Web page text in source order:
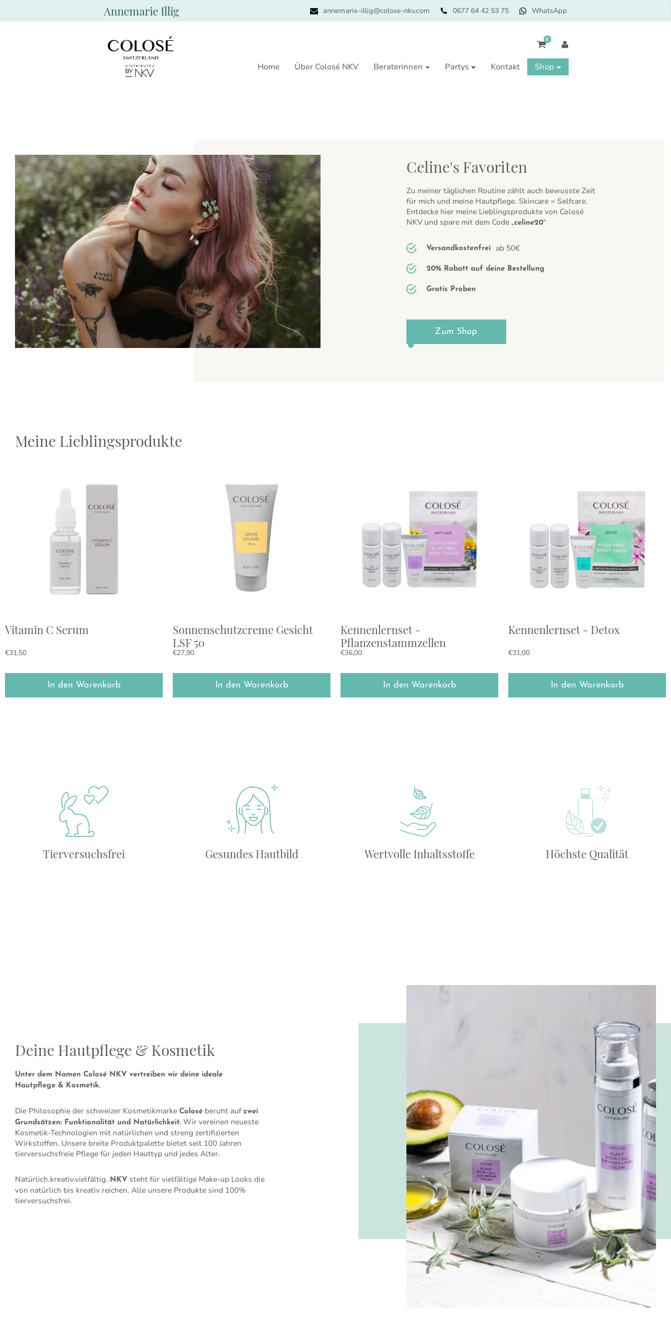
Annemarie Illig annemarie-illig@colose-nkv.com 0677 64 42 53 75 WhatsApp
0
Home Über Colosé NKV Beraterinnen Partys Kontakt Shop
Previous Next
Celine's Favoriten
Zu meiner täglichen Routine zählt auch bewusste Zeit
für mich und meine Hautpflege. Skincare = Selfcare.
Entdecke hier meine Lieblingsprodukte von Colosé
NKV und spare mit dem Code „celine20“
Versandkostenfrei ab 50€
20% Rabatt auf deine Bestellung
Gratis Proben
Zum Shop
Meine Lieblingsprodukte
Vitamin C Serum
€31,50
In den Warenkorb
Sonnenschutzcreme Gesicht
LSF 50
€27,90
In den Warenkorb
Kennenlernset -
Pflanzenstammzellen
€36,00
In den Warenkorb
Kennenlernset - Detox
€31,00
In den Warenkorb
Tierversuchsfrei Gesundes Hautbild Wertvolle Inhaltsstoffe Höchste Qualität
Deine Hautpflege & Kosmetik
Unter dem Namen Colosé NKV vertreiben wir deine ideale
Hautpflege & Kosmetik.
Die Philosophie der schweizer Kosmetikmarke Colosé beruht auf zwei
Grundsätzen: Funktionalität und Natürlichkeit. Wir vereinen neueste
Kosmetik-Technologien mit natürlichen und streng zertifizierten
Wirkstoffen. Unsere breite Produktpalette bietet seit 100 Jahren
tierversuchsfreie Pflege für jeden Hauttyp und jedes Alter.
Natürlich.kreativ.vielfältig. NKV steht für vielfältige Make-up Looks die
von natürlich bis kreativ reichen. Alle unsere Produkte sind 100%
tierversuchsfrei.